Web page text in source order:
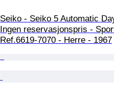
Seiko - Seiko 5 Automatic
Ingen reservasjonspris -
Ref.6619-7070 - Herre - 1967